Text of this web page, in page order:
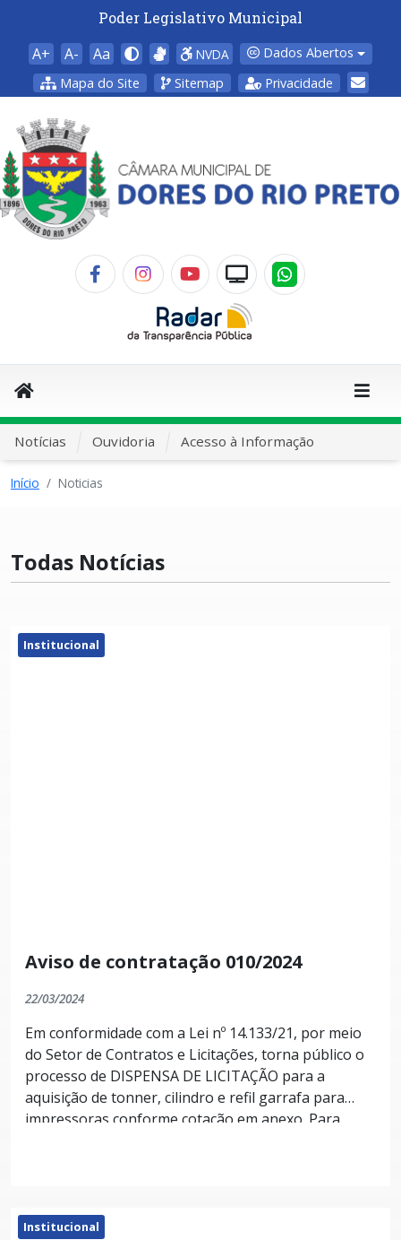
Poder Legislativo Municipal
A+ A- Aa NVDA
Dados Abertos
Mapa do Site
Sitemap Privacidade
Notícias Ouvidoria Acesso à Informação
Início Noticias
Todas Notícias
Institucional
Aviso de contratação 010/2024
22/03/2024
Em conformidade com a Lei nº 14.133/21, por meio
do Setor de Contratos e Licitações, torna público o
processo de DISPENSA DE LICITAÇÃO para a
aquisição de tonner, cilindro e refil garrafa para
impressoras conforme cotação em anexo. Para
licitacamaradrp@gmail.com ou serem entregues
Institucional